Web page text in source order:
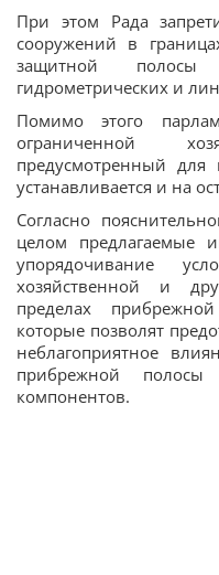
При этом Рада
сооружений в
защитной полосы
гидрометрических и
Помимо этого
ограниченной
предусмотренный
устанавливается и на
Согласно
целом предлагаемые
упорядочивание
хозяйственной и
пределах
которые позволят
неблагоприятное
прибрежной
компонентов.